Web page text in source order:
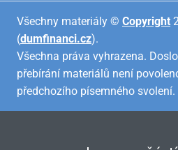
Všechny materiály © Copyright
(dumfinanci.cz).
Všechna práva vyhrazena.
přebírání materiálů není
předchozího písemného svolení.